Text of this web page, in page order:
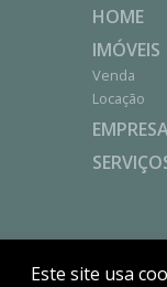
Este site usa
HOME
IMÓVEIS
Venda
Locação